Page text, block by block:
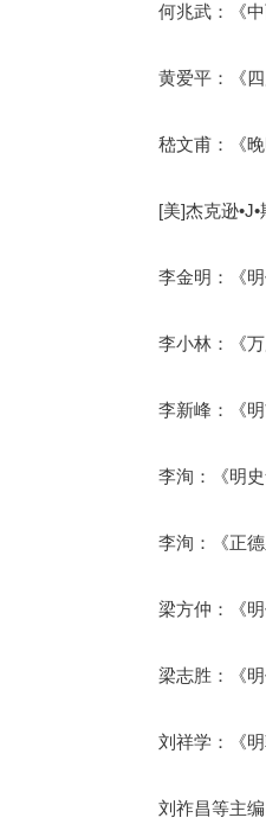
何兆武：《
黄爱平：《
嵇文甫：《
[美]杰克逊
李金明：《
李小林：《
李新峰：《
李洵：《明
李洵：《正
梁方仲：《
梁志胜：《
刘祥学：《
刘祚昌等主